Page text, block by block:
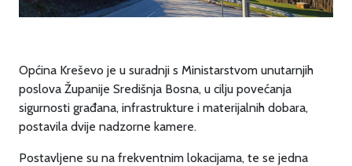
Općina Kreševo je u suradnji s Ministarstvom unutarnjih
poslova Županije Središnja Bosna, u cilju povećanja
sigurnosti građana, infrastrukture i materijalnih dobara,
postavila dvije nadzorne kamere.
Postavljene su na frekventnim lokacijama, te se jedna